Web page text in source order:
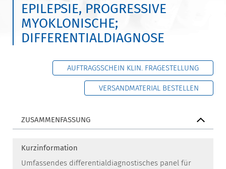
EPILEPSIE, PROGRESSIVE
MYOKLONISCHE;
DIFFERENTIALDIAGNOSE
AUFTRAGSSCHEIN KLIN. FRAGESTELLUNG
VERSANDMATERIAL BESTELLEN
ZUSAMMENFASSUNG
Kurzinformation
Umfassendes differentialdiagnostisches panel für